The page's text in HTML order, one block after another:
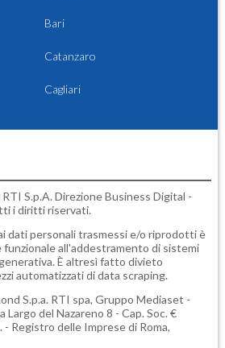
Bari
Catanzaro
Cagliari
S.p.A. Direzione Business Digital -
i diritti riservati.
dati personali trasmessi e/o riprodotti è
all'addestramento di sistemi
È altresì fatto divieto
automatizzati di data scraping.
S.p.a. RTI spa, Gruppo Mediaset -
Largo del Nazareno 8 - Cap. Soc. €
Registro delle Imprese di Roma,